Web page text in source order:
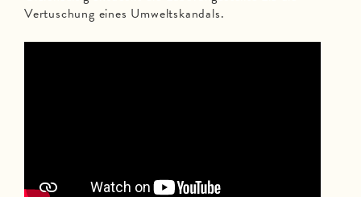
Vertuschung eines Umweltskandals.